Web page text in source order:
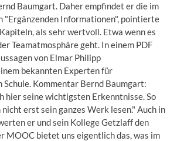
Baumgart. Daher empfindet er die im
"Ergänzenden Informationen", pointierte
als sehr wertvoll. Etwa wenn es
Teamatmosphäre geht. In einem PDF
von Elmar Philipp
bekannten Experten für
Schule. Kommentar Bernd Baumgart:
hier seine wichtigsten Erkenntnisse. So
nicht erst sein ganzes Werk lesen." Auch in
er und sein Kollege Getzlaff den
MOOC bietet uns eigentlich das, was im